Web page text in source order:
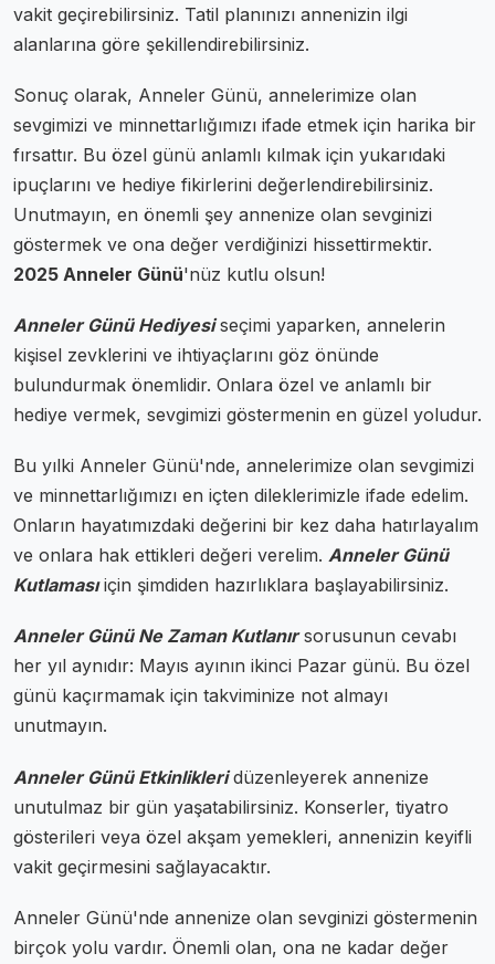
vakit geçirebilirsiniz. Tatil planınızı annenizin ilgi
alanlarına göre şekillendirebilirsiniz.
Sonuç olarak, Anneler Günü, annelerimize olan
sevgimizi ve minnettarlığımızı ifade etmek için harika bir
fırsattır. Bu özel günü anlamlı kılmak için yukarıdaki
ipuçlarını ve hediye fikirlerini değerlendirebilirsiniz.
Unutmayın, en önemli şey annenize olan sevginizi
göstermek ve ona değer verdiğinizi hissettirmektir.
2025 Anneler Günü'nüz kutlu olsun!
Anneler Günü Hediyesiseçimi yaparken, annelerin
kişisel zevklerini ve ihtiyaçlarını göz önünde
bulundurmak önemlidir. Onlara özel ve anlamlı bir
hediye vermek, sevgimizi göstermenin en güzel yoludur.
Bu yılki Anneler Günü'nde, annelerimize olan sevgimizi
ve minnettarlığımızı en içten dileklerimizle ifade edelim.
Onların hayatımızdaki değerini bir kez daha hatırlayalım
ve onlara hak ettikleri değeri verelim. Anneler Günü
Kutlamasıiçin şimdiden hazırlıklara başlayabilirsiniz.
Anneler Günü Ne Zaman Kutlanırsorusunun cevabı
her yıl aynıdır: Mayıs ayının ikinci Pazar günü. Bu özel
günü kaçırmamak için takviminize not almayı
unutmayın.
Anneler Günü Etkinlikleridüzenleyerek annenize
unutulmaz bir gün yaşatabilirsiniz. Konserler, tiyatro
gösterileri veya özel akşam yemekleri, annenizin keyifli
vakit geçirmesini sağlayacaktır.
Anneler Günü'nde annenize olan sevginizi göstermenin
birçok yolu vardır. Önemli olan, ona ne kadar değer